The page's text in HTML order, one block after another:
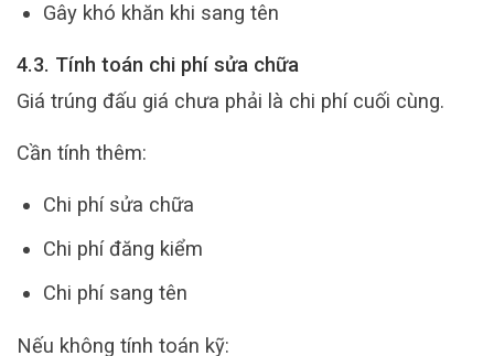
Gây khó khăn khi sang tên
4.3. Tính toán chi phí sửa chữa
Giá trúng đấu giá chưa phải là chi phí cuối cùng.
Cần tính thêm:
Chi phí sửa chữa
Chi phí đăng kiểm
Chi phí sang tên
Nếu không tính toán kỹ: